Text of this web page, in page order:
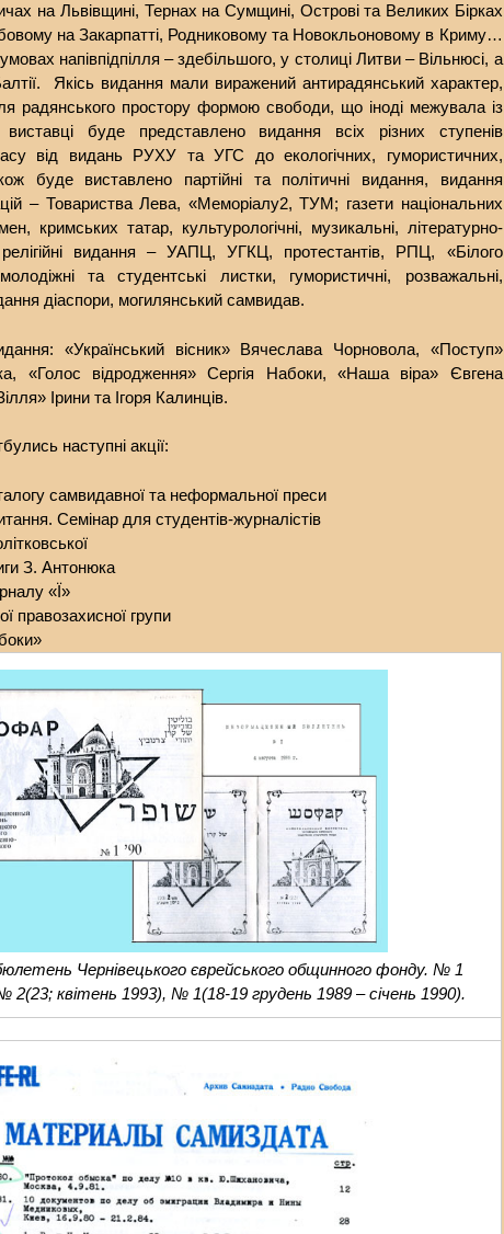
на Львівщині, Тернах на Сумщині, Острові та Великих Бірках
на Закарпатті, Родниковому та Новокльоновому в Криму…
напівпідпілля – здебільшого, у столиці Литви – Вільнюсі, а
Якісь видання мали виражений антирадянський характер,
радянського простору формою свободи, що іноді межувала із
буде представлено видання всіх різних ступенів
від видань РУХУ та УГС до екологічних, гумористичних,
буде виставлено партійні та політичні видання, видання
– Товариства Лева, «Меморіалу2, ТУМ; газети національних
кримських татар, культурологічні, музикальні, літературно-
релігійні видання – УАПЦ, УГКЦ, протестантів, РПЦ, «Білого
та студентські листки, гумористичні, розважальні,
діаспори, могилянський самвидав.
«Український вісник» Вячеслава Чорновола, «Поступ»
«Голос відродження» Сергія Набоки, «Наша віра» Євгена
Ірини та Ігоря Калинців.
наступні акції:
самвидавної та неформальної преси
Семінар для студентів-журналістів
З. Антонюка
«Ї»
правозахисної групи
Чернівецького єврейського общинного фонду. № 1
2(23; квітень 1993), № 1(18-19 грудень 1989 – січень 1990).